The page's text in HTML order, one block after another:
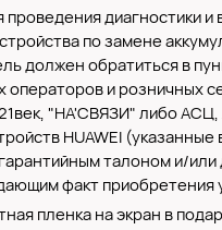
проведения диагностики
по замене
должен обратиться в
операторов и розничных
"НА'СВЯЗИ" либо АСЦ,
HUAWEI (указанные
талоном и/
факт приобретения
пленка на экран в